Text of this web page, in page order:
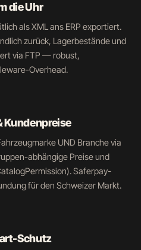
die Uhr
als XML ans ERP exportiert.
zurück, Lagerbestände und
via FTP — robust,
Overhead.
Kundenpreise
UND Branche via
abhängige Preise und
Saferpay-
für den Schweizer Markt.
Schutz